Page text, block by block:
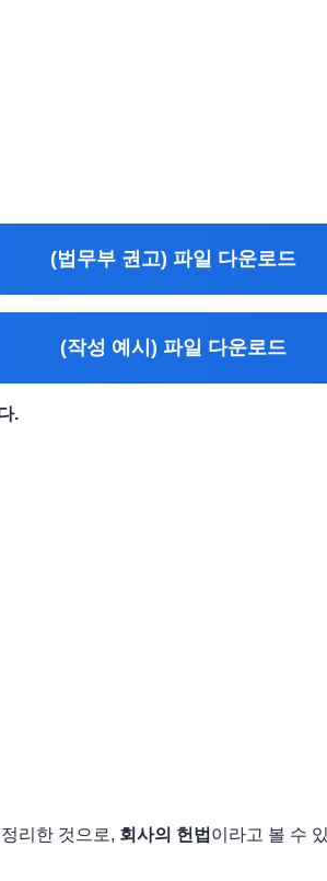
(법무부 권고) 파일 다운로드
(작성 예시) 파일 다운로드
.
리한 것으로, 회사의 헌법 이라고 볼 수